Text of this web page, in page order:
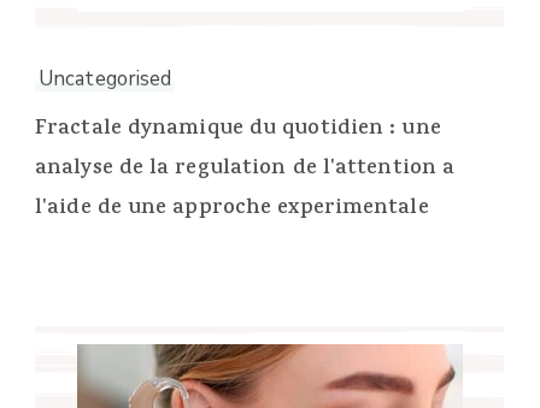
Uncategorised
Fractale dynamique du quotidien : une
analyse de la regulation de l'attention a
l'aide de une approche experimentale